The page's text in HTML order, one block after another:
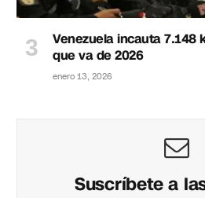
Venezuela incauta 7.148
que va de 2026
enero 13, 2026
Suscríbete a